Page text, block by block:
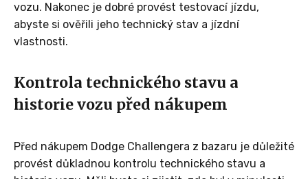
vozu. Nakonec je dobré provést testovací jízdu,
abyste si ověřili jeho technický stav a jízdní
vlastnosti.
Kontrola technického stavu a
historie vozu před nákupem
Před nákupem Dodge Challengera z bazaru je důležité
provést důkladnou kontrolu technického stavu a